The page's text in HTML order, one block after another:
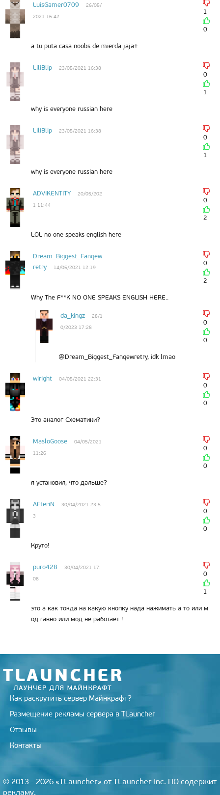
LuisGamer0709
26/05/
2021 16:42
1
0
a tu puta casa noobs de mierda jaja+
LiliBlip 23/05/2021 16:38
0
1
why is everyone russian here
LiliBlip 23/05/2021 16:38
0
1
why is everyone russian here
ADVIKENTITY
20/05/202
1 11:44
0
2
LOL no one speaks english here
Dream_Biggest_Fanqew
retry
14/05/2021 12:19
0
2
Why The F**K NO ONE SPEAKS ENGLISH HERE..
da_kingz
28/1
0/2023 17:28
0
0
@Dream_Biggest_Fanqewretry, idk lmao
wiright 04/05/2021 22:31
0
0
Это аналог Схематики?
MasloGoose
04/05/2021
11:26
0
0
я установил, что дальше?
AFteriN
30/04/2021 23:5
3
0
0
Круто!
puro428
30/04/2021 17:
08
0
1
это а как токда на какую кнопку нада нажимать а то или м
од гавно или мод не работает !
Как раскрутить сервер Майнкрафт?
Размещение рекламы сервера в TLauncher
Отзывы
Контакты
© 2013 - 2026 «TLauncher» от TLauncher Inc. ПО содержит
рекламу.